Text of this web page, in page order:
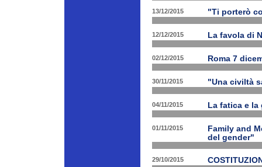
13/12/2015 "Ti porterò
12/12/2015 La favola di
02/12/2015 Roma 7
30/11/2015 "Una civiltà
04/11/2015 La fatica e
01/11/2015
Family and
del gender"
29/10/2015